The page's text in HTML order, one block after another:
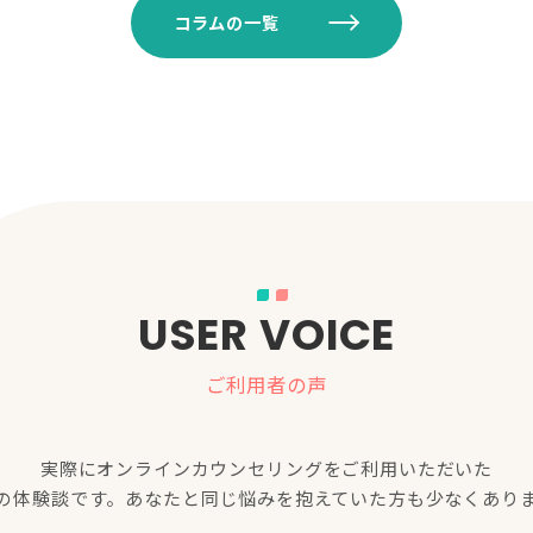
コラムの一覧
USER VOICE
ご利用者の声
実際にオンラインカウンセリングをご利用いただいた
体験談です。あなたと同じ悩みを抱えていた方も少なくあり